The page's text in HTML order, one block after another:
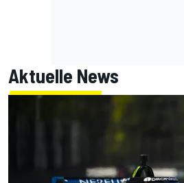
Aktuelle News